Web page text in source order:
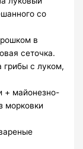
со
в
сеточка.
грибы с луком,
+ майонезно-
морковки